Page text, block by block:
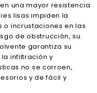
una mayor resistencia
lisas impiden la
incrustaciones en las
de obstrucción, su
garantiza su
infiltración y
no se corroen,
y de fácil y